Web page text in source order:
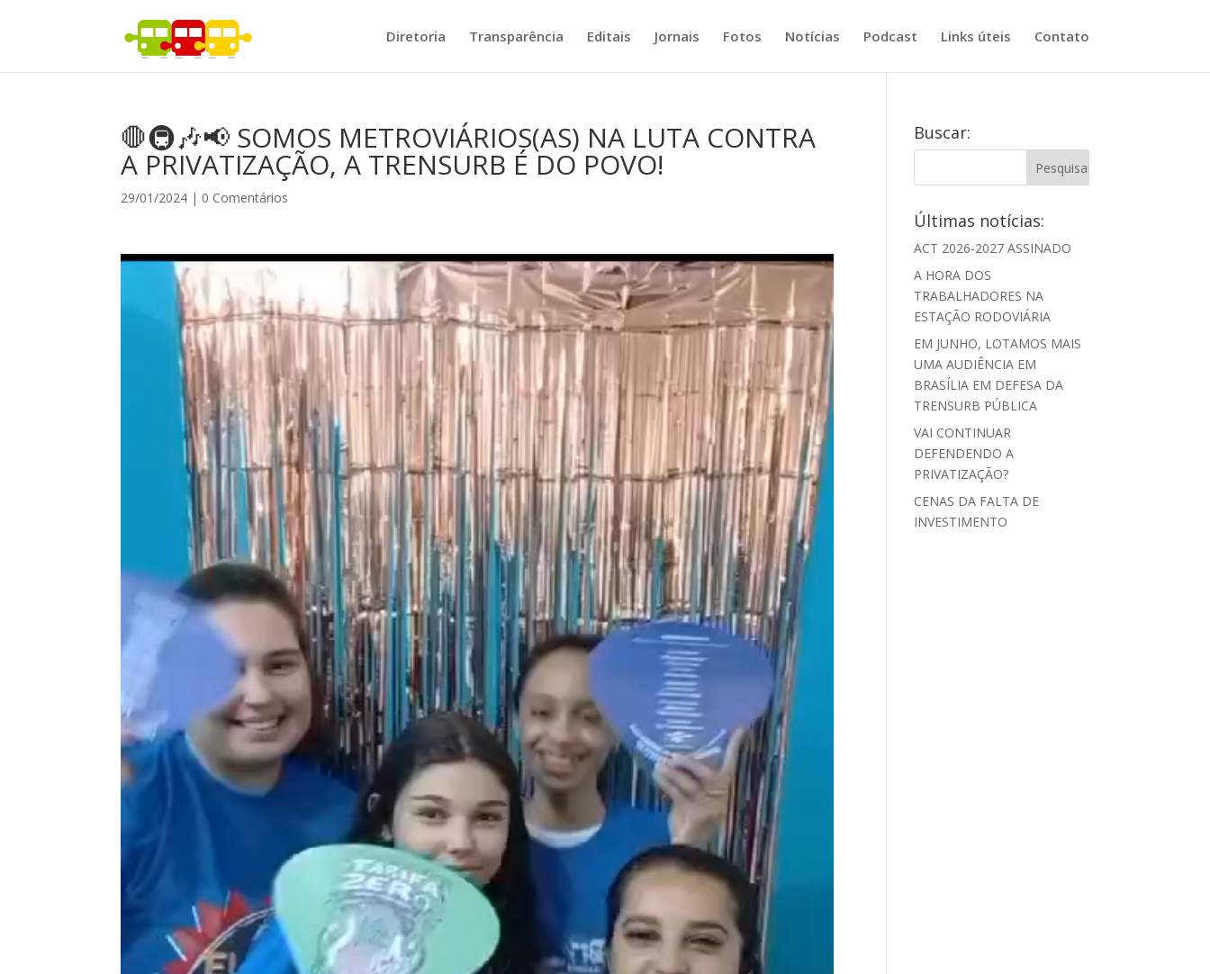
Diretoria Transparência Editais Jornais Fotos Notícias Podcast Links úteis Contato
🛑🚇🎶📢 SOMOS METROVIÁRIOS(AS) NA LUTA CONTRA
A PRIVATIZAÇÃO, A TRENSURB É DO POVO!
29/01/2024 | 0 Comentários
Buscar:
Últimas notícias:
ACT 2026-2027 ASSINADO
A HORA DOS
TRABALHADORES NA
ESTAÇÃO RODOVIÁRIA
EM JUNHO, LOTAMOS MAIS
UMA AUDIÊNCIA EM
BRASÍLIA EM DEFESA DA
TRENSURB PÚBLICA
VAI CONTINUAR
DEFENDENDO A
PRIVATIZAÇÃO?
CENAS DA FALTA DE
INVESTIMENTO